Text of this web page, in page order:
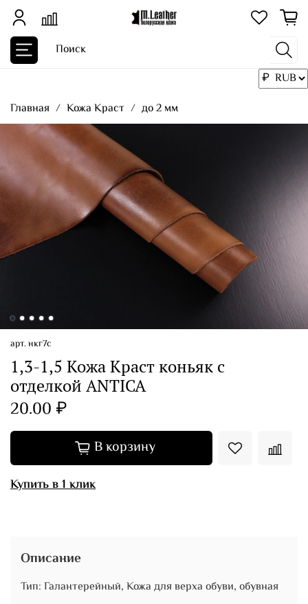
Главная Кожа Краст до 2 мм
арт.нкг7с
1,3-1,5 Кожа Краст коньяк с
отделкой ANTICA
20.00 ₽
В корзину
Купить в 1 клик
Описание
Тип: Галантерейный, Кожа для верха обуви, обувная